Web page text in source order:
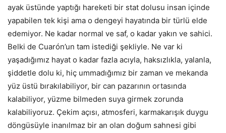
ayak üstünde yaptığı hareketi bir stat dolusu insan içinde
yapabilen tek kişi ama o dengeyi hayatında bir türlü elde
edemiyor. Ne kadar normal ve saf, o kadar yakın ve sahici.
Belki de Cuarón’un tam istediği şekliyle. Ne var ki
yaşadığımız hayat o kadar fazla acıyla, haksızlıkla, yalanla,
şiddetle dolu ki, hiç ummadığımız bir zaman ve mekanda
yüz üstü bırakılabiliyor, bir can pazarının ortasında
kalabiliyor, yüzme bilmeden suya girmek zorunda
kalabiliyoruz. Çekim açısı, atmosferi, karmakarışık duygu
döngüsüyle inanılmaz bir an olan doğum sahnesi gibi